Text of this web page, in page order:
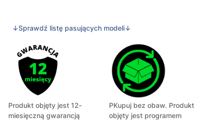
↓Sprawdź listę pasujących modeli↓
Produkt objęty jest 12-
miesięczną gwarancją
PKupuj bez obaw. Produkt
objęty jest programem